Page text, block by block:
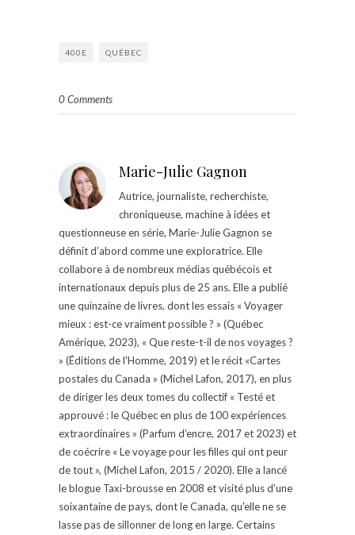
400E QUÉBEC
0 Comments
Marie-Julie Gagnon
Autrice, journaliste, recherchiste,
chroniqueuse, machine à idées et
questionneuse en série, Marie-Julie Gagnon se
définit d’abord comme une exploratrice. Elle
collabore à de nombreux médias québécois et
internationaux depuis plus de 25 ans. Elle a publié
une quinzaine de livres, dont les essais « Voyager
mieux : est-ce vraiment possible ? » (Québec
Amérique, 2023), « Que reste-t-il de nos voyages ?
» (Éditions de l'Homme, 2019) et le récit «Cartes
postales du Canada » (Michel Lafon, 2017), en plus
de diriger les deux tomes du collectif « Testé et
approuvé : le Québec en plus de 100 expériences
extraordinaires » (Parfum d'encre, 2017 et 2023) et
de coécrire « Le voyage pour les filles qui ont peur
de tout », (Michel Lafon, 2015 / 2020). Elle a lancé
le blogue Taxi-brousse en 2008 et visité plus d'une
soixantaine de pays, dont le Canada, qu'elle ne se
lasse pas de sillonner de long en large. Certains